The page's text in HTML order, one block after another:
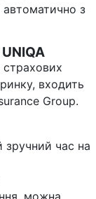
автоматично з
страхових
входить
Group.
час на
можна